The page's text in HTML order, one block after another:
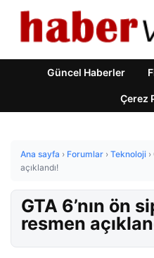
Güncel Haberler
Çerez
Ana sayfa › Forumlar › Teknoloji ›
açıklandı!
GTA 6’nın ön
resmen